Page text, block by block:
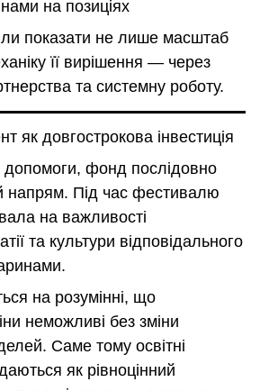
на позиціях
показати не лише масштаб
її вирішення — через
та системну роботу.
як довгострокова інвестиція
допомоги, фонд послідовно
напрям. Під час фестивалю
на важливості
та культури відповідального
на розумінні, що
неможливі без зміни
Саме тому освітні
як рівноцінний